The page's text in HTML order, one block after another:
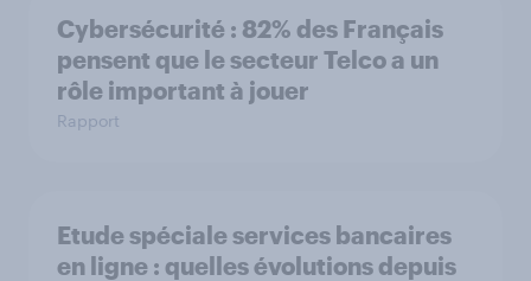
Cybersécurité : 82% des Français
pensent que le secteur Telco a un
rôle important à jouer
Rapport
Etude spéciale services bancaires
en ligne : quelles évolutions depuis